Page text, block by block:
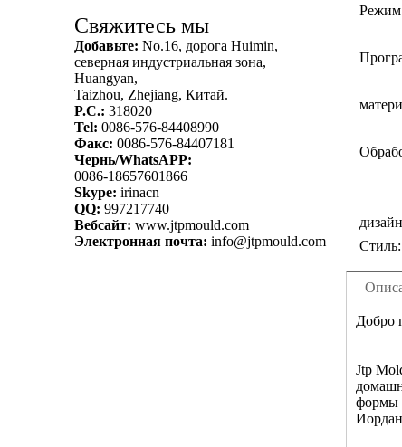
Свяжитесь мы
Добавьте: No.16, дорога Huimin,
северная индустриальная зона,
Huangyan,
Taizhou, Zhejiang, Китай.
P.C.: 318020
Tel: 0086-576-84408990
Факс: 0086-576-84407181
Чернь/WhatsAPP:
0086-18657601866
Skype: irinacn
QQ: 997217740
Вебсайт: www.jtpmould.com
Электронная почта: info@jtpmould.com
Стиль:
Добро
Jtp
формы